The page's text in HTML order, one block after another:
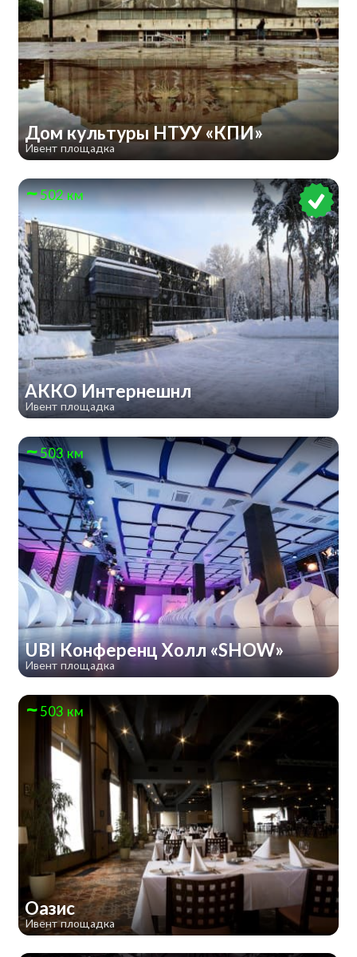
Дом культуры НТУУ «КПИ»
Ивент площадка
502 км
АККО Интернешнл
Ивент площадка
503 км
UBI Конференц Холл «SHOW»
Ивент площадка
503 км
Оазис
Ивент площадка